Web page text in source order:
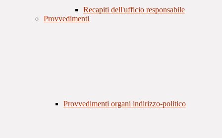
Recapiti dell'ufficio responsabile
Provvedimenti
Provvedimenti organi indirizzo-politico